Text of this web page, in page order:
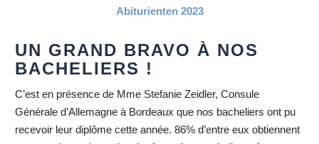
UN GRAND BRAVO À NOS
BACHELIERS !
C’est en présence de Mme Stefanie Zeidler, Consule
Générale d’Allemagne à Bordeaux que nos bacheliers ont pu
recevoir leur diplôme cette année. 86% d’entre eux obtiennent